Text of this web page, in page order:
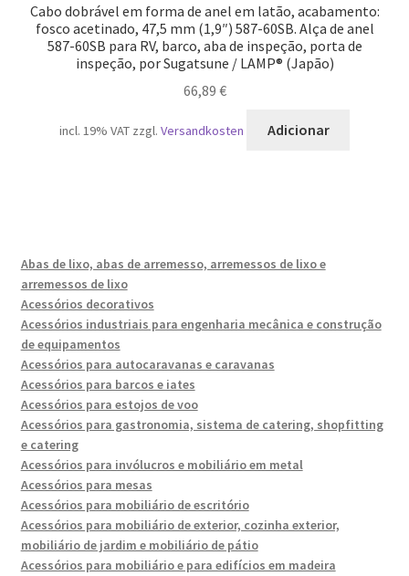
Cabo dobrável em forma de anel em latão, acabamento:
fosco acetinado, 47,5 mm (1,9″) 587-60SB. Alça de anel
587-60SB para RV, barco, aba de inspeção, porta de
inspeção, por Sugatsune / LAMP® (Japão)
66,89 €
incl. 19% VAT zzgl. Versandkosten Adicionar
Abas de lixo, abas de arremesso, arremessos de lixo e
arremessos de lixo
Acessórios decorativos
Acessórios industriais para engenharia mecânica e construção
de equipamentos
Acessórios para autocaravanas e caravanas
Acessórios para barcos e iates
Acessórios para estojos de voo
Acessórios para gastronomia, sistema de catering, shopfitting
e catering
Acessórios para invólucros e mobiliário em metal
Acessórios para mesas
Acessórios para mobiliário de escritório
Acessórios para mobiliário de exterior, cozinha exterior,
mobiliário de jardim e mobiliário de pátio
Acessórios para mobiliário e para edifícios em madeira